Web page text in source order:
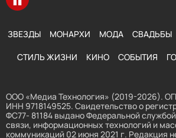
ЗВЕЗДЫ МОНАРХИ МОДА СВАДЬБЫ
СТИЛЬ ЖИЗНИ КИНО СОБЫТИЯ
ООО «Медиа Технология» (2019-2026).
ИНН 9718149525. Свидетельство о
ФС77- 81184 выдано Федеральной
связи, информационных технологий и
коммуникаций 02 июня 2021 г. Редакция